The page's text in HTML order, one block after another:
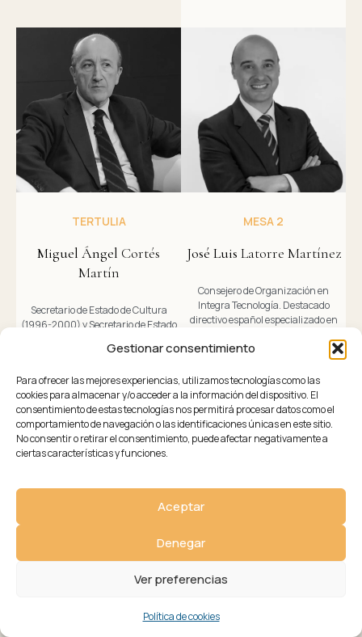
Gestionar consentimiento
Para ofrecer las mejores experiencias, utilizamos tecnologías como las
cookies para almacenar y/o acceder a la información del dispositivo. El
consentimiento de estas tecnologías nos permitirá procesar datos como el
comportamiento de navegación o las identificaciones únicas en este sitio.
No consentir o retirar el consentimiento, puede afectar negativamente a
ciertas características y funciones.
Aceptar
Denegar
Ver preferencias
Política de cookies
Miguel​ Ángel Cortés
Martín
TERTULIA
Secretario de Estado de Cultura
(1996-2000) y Secretario de Estado
para Iberoamérica (2000-2004).
José Luis Latorre Martínez​
MESA 2
Consejero de Organización en
Integra Tecnología. Destacado
directivo español especializado en
transformación digital.
Cremades​ Eduardo